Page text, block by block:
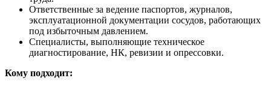
Ответственные за ведение паспортов, журналов,
эксплуатационной документации сосудов, работающих
под избыточным давлением.
Специалисты, выполняющие техническое
диагностирование, НК, ревизии и опрессовки.
Кому подходит: